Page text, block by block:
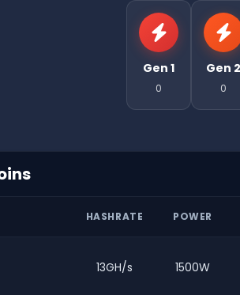
Gen 1
0
Gen 2
0
HASHRATE POWER
13GH/s 1500W